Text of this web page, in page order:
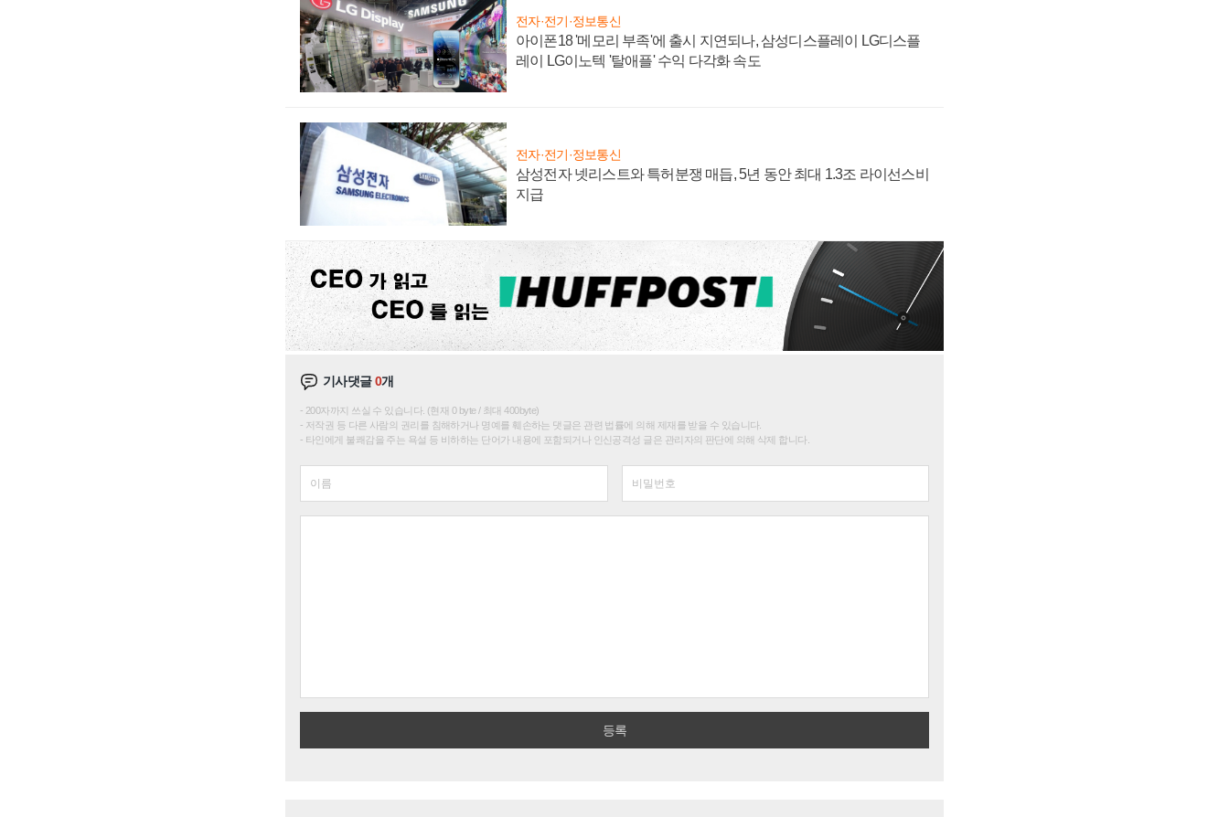
전자·전기·정보통신
아이폰18 '메모리 부족'에 출시 지연되나, 삼성디스플레이 LG디스플
레이 LG이노텍 '탈애플' 수익 다각화 속도
전자·전기·정보통신
삼성전자 넷리스트와 특허분쟁 매듭, 5년 동안 최대 1.3조 라이선스비
지급
기사댓글0개
200자까지 쓰실 수 있습니다. (현재 0 byte / 최대 400byte)
저작권 등 다른 사람의 권리를 침해하거나 명예를 훼손하는 댓글은 관련 법률에 의해 제재를 받을 수 있습니다.
타인에게 불쾌감을 주는 욕설 등 비하하는 단어가 내용에 포함되거나 인신공격성 글은 관리자의 판단에 의해 삭제 합니다.